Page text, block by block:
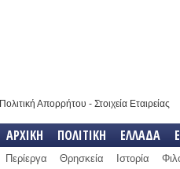
Πολιτική Απορρήτου - Στοιχεία Εταιρείας
ΑΡΧΙΚΗ ΠΟΛΙΤΙΚΗ ΕΛΛΑΔΑ
Περίεργα Θρησκεία Ιστορία